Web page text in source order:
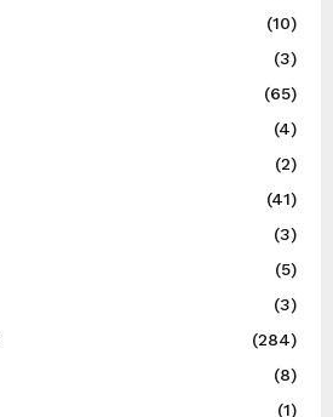
(10)
(3)
(65)
(4)
(2)
(41)
(3)
(5)
(3)
(284)
(8)
(1)